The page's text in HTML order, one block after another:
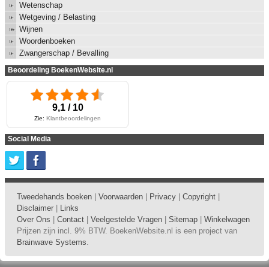
Wetenschap
Wetgeving / Belasting
Wijnen
Woordenboeken
Zwangerschap / Bevalling
Beoordeling BoekenWebsite.nl
9,1 / 10
Zie: Klantbeoordelingen
Social Media
Tweedehands boeken Voorwaarden Privacy Copyright
Disclaimer
Links
Over Ons
Contact Veelgestelde Vragen Sitemap
Winkelwagen
Prijzen zijn incl. 9% BTW. BoekenWebsite.nl is een project van
Brainwave Systems.